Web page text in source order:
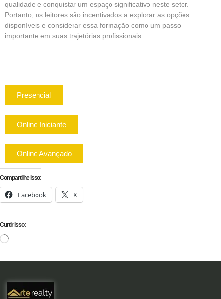
qualidade e conquistar um espaço significativo neste setor.
Portanto, os leitores são incentivados a explorar as opções
disponíveis e considerar essa formação como um passo
importante em suas trajetórias profissionais.
Presencial
Online Iniciante
Online Avançado
Compartilhe isso:
Facebook X
Curtir isso: